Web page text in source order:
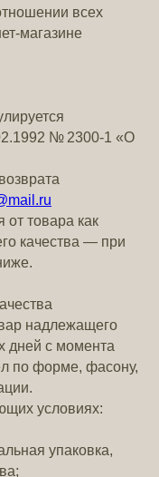
всех
магазине
№ 2300-1 «О
от товара как
качества — при
надлежащего
дней с момента
по форме, фасону,
условиях:
упаковка,